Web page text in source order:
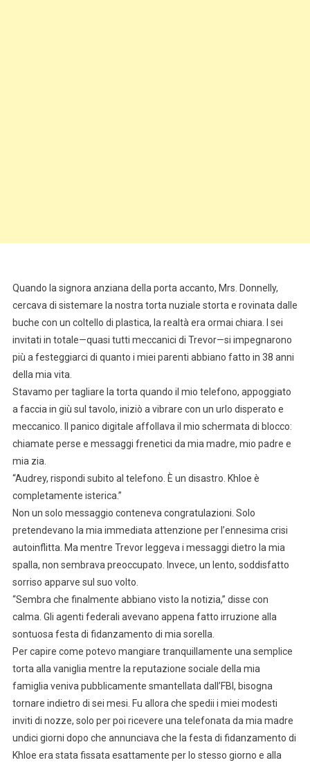
Quando la signora anziana della porta accanto, Mrs. Donnelly,
cercava di sistemare la nostra torta nuziale storta e rovinata dalle
buche con un coltello di plastica, la realtà era ormai chiara. I sei
invitati in totale—quasi tutti meccanici di Trevor—si impegnarono
più a festeggiarci di quanto i miei parenti abbiano fatto in 38 anni
della mia vita.
Stavamo per tagliare la torta quando il mio telefono, appoggiato
a faccia in giù sul tavolo, iniziò a vibrare con un urlo disperato e
meccanico. Il panico digitale affollava il mio schermata di blocco:
chiamate perse e messaggi frenetici da mia madre, mio padre e
mia zia.
“Audrey, rispondi subito al telefono. È un disastro. Khloe è
completamente isterica.”
Non un solo messaggio conteneva congratulazioni. Solo
pretendevano la mia immediata attenzione per l’ennesima crisi
autoinflitta. Ma mentre Trevor leggeva i messaggi dietro la mia
spalla, non sembrava preoccupato. Invece, un lento, soddisfatto
sorriso apparve sul suo volto.
“Sembra che finalmente abbiano visto la notizia,” disse con
calma. Gli agenti federali avevano appena fatto irruzione alla
sontuosa festa di fidanzamento di mia sorella.
Per capire come potevo mangiare tranquillamente una semplice
torta alla vaniglia mentre la reputazione sociale della mia
famiglia veniva pubblicamente smantellata dall’FBI, bisogna
tornare indietro di sei mesi. Fu allora che spedii i miei modesti
inviti di nozze, solo per poi ricevere una telefonata da mia madre
undici giorni dopo che annunciava che la festa di fidanzamento di
Khloe era stata fissata esattamente per lo stesso giorno e alla